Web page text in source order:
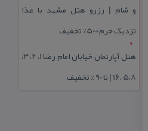
و شام | رزرو هتل مشهد با غذا
نزدیک حرم+50% تخفیف
هتل آپارتمان خیابان امام رضا 1، 2، 3،
5،8 ،16 | تا 90 % تخفیف